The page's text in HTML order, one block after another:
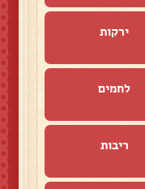
ירקות
לחמים
ריבות